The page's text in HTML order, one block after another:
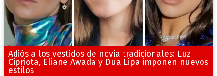
Adiós a los vestidos de novia tradicionales: Luz
Cipriota, Eliane Awada y Dua Lipa imponen nuevos
estilos